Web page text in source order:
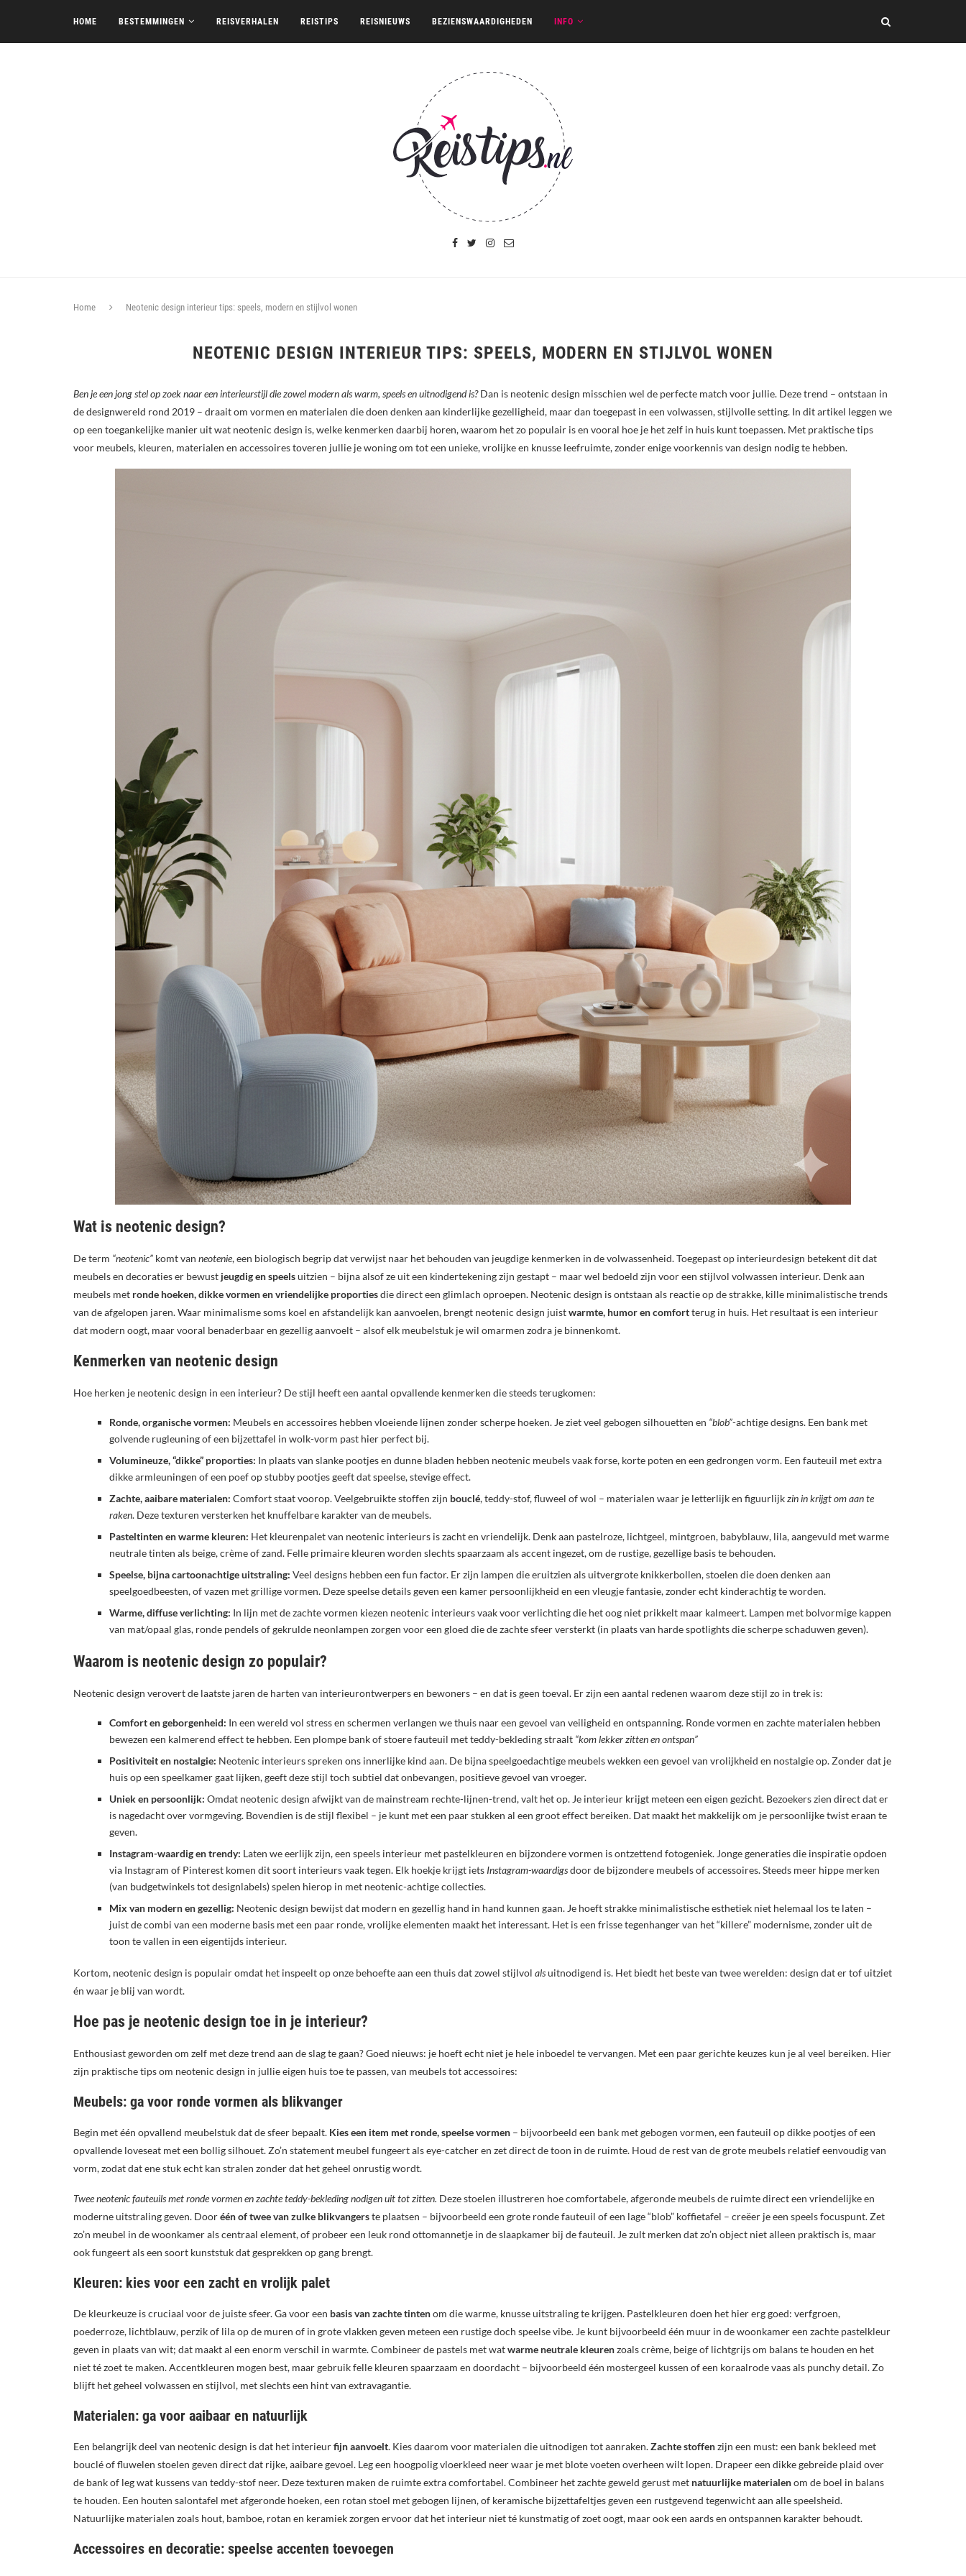
HOME BESTEMMINGEN REISVERHALEN REISTIPS REISNIEUWS BEZIENSWAARDIGHEDEN INFO
Home Neotenic design interieur tips: speels, modern en stijlvol wonen
NEOTENIC DESIGN INTERIEUR TIPS: SPEELS, MODERN EN STIJLVOL WONEN
Ben je een jong stel op zoek naar een interieurstijl die zowel modern als warm, speels en uitnodigend is?Dan is neotenic design misschien wel de perfecte match voor jullie. Deze trend – ontstaan in
de designwereld rond 2019 – draait om vormen en materialen die doen denken aan kinderlijke gezelligheid, maar dan toegepast in een volwassen, stijlvolle setting. In dit artikel leggen we
op een toegankelijke manier uit wat neotenic design is, welke kenmerken daarbij horen, waarom het zo populair is en vooral hoe je het zelf in huis kunt toepassen. Met praktische tips
voor meubels, kleuren, materialen en accessoires toveren jullie je woning om tot een unieke, vrolijke en knusse leefruimte, zonder enige voorkennis van design nodig te hebben.
Wat is neotenic design?
De term “neotenic” komt van neotenie, een biologisch begrip dat verwijst naar het behouden van jeugdige kenmerken in de volwassenheid. Toegepast op interieurdesign betekent dit dat
meubels en decoraties er bewust jeugdig en speelsuitzien – bijna alsof ze uit een kindertekening zijn gestapt – maar wel bedoeld zijn voor een stijlvol volwassen interieur. Denk aan
meubels met ronde hoeken, dikke vormen en vriendelijke proportiesdie direct een glimlach oproepen. Neotenic design is ontstaan als reactie op de strakke, kille minimalistische trends
van de afgelopen jaren. Waar minimalisme soms koel en afstandelijk kan aanvoelen, brengt neotenic design juistwarmte, humor en comfortterug in huis. Het resultaat is een interieur
dat modern oogt, maar vooral benaderbaar en gezellig aanvoelt – alsof elk meubelstuk je wil omarmen zodra je binnenkomt.
Kenmerken van neotenic design
Hoe herken je neotenic design in een interieur? De stijl heeft een aantal opvallende kenmerken die steeds terugkomen:
Ronde, organische vormen: Meubels en accessoires hebben vloeiende lijnen zonder scherpe hoeken. Je ziet veel gebogen silhouetten en “blob”-achtige designs. Een bank met
golvende rugleuning of een bijzettafel in wolk-vorm past hier perfect bij.
Volumineuze, “dikke” proporties: In plaats van slanke pootjes en dunne bladen hebben neotenic meubels vaak forse, korte poten en een gedrongen vorm. Een fauteuil met extra
dikke armleuningen of een poef op stubby pootjes geeft dat speelse, stevige effect.
Zachte, aaibare materialen: Comfort staat voorop. Veelgebruikte stoffen zijn bouclé, teddy-stof, fluweel of wol – materialen waar je letterlijk en figuurlijkzin in krijgt om aan te
raken. Deze texturen versterken het knuffelbare karakter van de meubels.
Pasteltinten en warme kleuren: Het kleurenpalet van neotenic interieurs is zacht en vriendelijk. Denk aan pastelroze, lichtgeel, mintgroen, babyblauw, lila, aangevuld met warme
neutrale tinten als beige, crème of zand. Felle primaire kleuren worden slechts spaarzaam als accent ingezet, om de rustige, gezellige basis te behouden.
Speelse, bijna cartoonachtige uitstraling: Veel designs hebben een fun factor. Er zijn lampen die eruitzien als uitvergrote knikkerbollen, stoelen die doen denken aan
speelgoedbeesten, of vazen met grillige vormen. Deze speelse details geven een kamer persoonlijkheid en een vleugje fantasie, zonder echt kinderachtig te worden.
Warme, diffuse verlichting: In lijn met de zachte vormen kiezen neotenic interieurs vaak voor verlichting die het oog niet prikkelt maar kalmeert. Lampen met bolvormige kappen
van mat/opaal glas, ronde pendels of gekrulde neonlampen zorgen voor een gloed die de zachte sfeer versterkt (in plaats van harde spotlights die scherpe schaduwen geven).
Waarom is neotenic design zo populair?
Neotenic design verovert de laatste jaren de harten van interieurontwerpers en bewoners – en dat is geen toeval. Er zijn een aantal redenen waarom deze stijl zo in trek is:
Comfort en geborgenheid: In een wereld vol stress en schermen verlangen we thuis naar een gevoel van veiligheid en ontspanning. Ronde vormen en zachte materialen hebben
bewezen een kalmerend effect te hebben. Een plompe bank of stoere fauteuil met teddy-bekleding straalt “kom lekker zitten en ontspan”
Positiviteit en nostalgie: Neotenic interieurs spreken ons innerlijke kind aan. De bijna speelgoedachtige meubels wekken een gevoel van vrolijkheid en nostalgie op. Zonder dat je
huis op een speelkamer gaat lijken, geeft deze stijl toch subtiel dat onbevangen, positieve gevoel van vroeger.
Uniek en persoonlijk: Omdat neotenic design afwijkt van de mainstream rechte-lijnen-trend, valt het op. Je interieur krijgt meteen een eigen gezicht. Bezoekers zien direct dat er
is nagedacht over vormgeving. Bovendien is de stijl flexibel – je kunt met een paar stukken al een groot effect bereiken. Dat maakt het makkelijk om je persoonlijke twist eraan te
geven.
Instagram-waardig en trendy: Laten we eerlijk zijn, een speels interieur met pastelkleuren en bijzondere vormen is ontzettend fotogeniek. Jonge generaties die inspiratie opdoen
via Instagram of Pinterest komen dit soort interieurs vaak tegen. Elk hoekje krijgt iets Instagram-waardigsdoor de bijzondere meubels of accessoires. Steeds meer hippe merken
(van budgetwinkels tot designlabels) spelen hierop in met neotenic-achtige collecties.
Mix van modern en gezellig: Neotenic design bewijst dat modern en gezellig hand in hand kunnen gaan. Je hoeft strakke minimalistische esthetiek niet helemaal los te laten –
juist de combi van een moderne basis met een paar ronde, vrolijke elementen maakt het interessant. Het is een frisse tegenhanger van het “killere” modernisme, zonder uit de
toon te vallen in een eigentijds interieur.
Kortom, neotenic design is populair omdat het inspeelt op onze behoefte aan een thuis dat zowel stijlvol alsuitnodigend is. Het biedt het beste van twee werelden: design dat er tof uitziet
én waar je blij van wordt.
Hoe pas je neotenic design toe in je interieur?
Enthousiast geworden om zelf met deze trend aan de slag te gaan? Goed nieuws: je hoeft echt niet je hele inboedel te vervangen. Met een paar gerichte keuzes kun je al veel bereiken. Hier
zijn praktische tips om neotenic design in jullie eigen huis toe te passen, van meubels tot accessoires:
Meubels: ga voor ronde vormen als blikvanger
Begin met één opvallend meubelstuk dat de sfeer bepaalt. Kies een item met ronde, speelse vormen – bijvoorbeeld een bank met gebogen vormen, een fauteuil op dikke pootjes of een
opvallende loveseat met een bollig silhouet. Zo’n statement meubel fungeert als eye-catcher en zet direct de toon in de ruimte. Houd de rest van de grote meubels relatief eenvoudig van
vorm, zodat dat ene stuk echt kan stralen zonder dat het geheel onrustig wordt.
Twee neotenic fauteuils met ronde vormen en zachte teddy-bekleding nodigen uit tot zitten. Deze stoelen illustreren hoe comfortabele, afgeronde meubels de ruimte direct een vriendelijke en
moderne uitstraling geven. Dooréén of twee van zulke blikvangerste plaatsen – bijvoorbeeld een grote ronde fauteuil of een lage “blob” koffietafel – creëer je een speels focuspunt. Zet
zo’n meubel in de woonkamer als centraal element, of probeer een leuk rond ottomannetje in de slaapkamer bij de fauteuil. Je zult merken dat zo’n object niet alleen praktisch is, maar
ook fungeert als een soort kunststuk dat gesprekken op gang brengt.
Kleuren: kies voor een zacht en vrolijk palet
De kleurkeuze is cruciaal voor de juiste sfeer. Ga voor een basis van zachte tintenom die warme, knusse uitstraling te krijgen. Pastelkleuren doen het hier erg goed: verfgroen,
poederroze, lichtblauw, perzik of lila op de muren of in grote vlakken geven meteen een rustige doch speelse vibe. Je kunt bijvoorbeeld één muur in de woonkamer een zachte pastelkleur
geven in plaats van wit; dat maakt al een enorm verschil in warmte. Combineer de pastels met watwarme neutrale kleurenzoals crème, beige of lichtgrijs om balans te houden en het
niet té zoet te maken. Accentkleuren mogen best, maar gebruik felle kleuren spaarzaam en doordacht – bijvoorbeeld één mostergeel kussen of een koraalrode vaas als punchy detail. Zo
blijft het geheel volwassen en stijlvol, met slechts een hint van extravagantie.
Materialen: ga voor aaibaar en natuurlijk
Een belangrijk deel van neotenic design is dat het interieurfijn aanvoelt. Kies daarom voor materialen die uitnodigen tot aanraken.Zachte stoffenzijn een must: een bank bekleed met
bouclé of fluwelen stoelen geven direct dat rijke, aaibare gevoel. Leg een hoogpolig vloerkleed neer waar je met blote voeten overheen wilt lopen. Drapeer een dikke gebreide plaid over
de bank of leg wat kussens van teddy-stof neer. Deze texturen maken de ruimte extra comfortabel. Combineer het zachte geweld gerust met natuurlijke materialenom de boel in balans
te houden. Een houten salontafel met afgeronde hoeken, een rotan stoel met gebogen lijnen, of keramische bijzettafeltjes geven een rustgevend tegenwicht aan alle speelsheid.
Natuurlijke materialen zoals hout, bamboe, rotan en keramiek zorgen ervoor dat het interieur niet té kunstmatig of zoet oogt, maar ook een aards en ontspannen karakter behoudt.
Accessoires en decoratie: speelse accenten toevoegen